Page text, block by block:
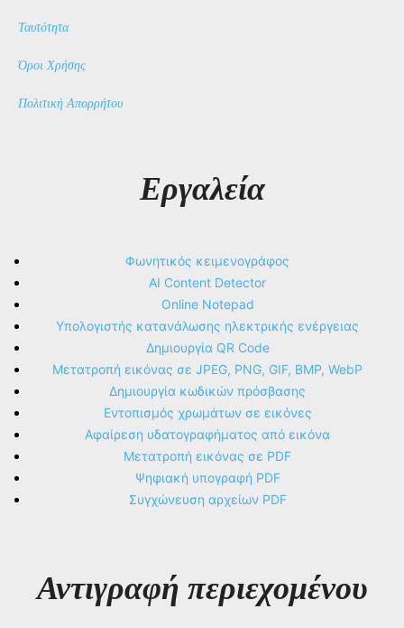
Ταυτότητα
Όροι Χρήσης
Πολιτική Απορρήτου
Εργαλεία
Φωνητικός κειμενογράφος
AI Content Detector
Online Notepad
Υπολογιστής κατανάλωσης ηλεκτρικής ενέργειας
Δημιουργία QR Code
Μετατροπή εικόνας σε JPEG, PNG, GIF, BMP, WebP
Δημιουργία κωδικών πρόσβασης
Εντοπισμός χρωμάτων σε εικόνες
Αφαίρεση υδατογραφήματος από εικόνα
Μετατροπή εικόνας σε PDF
Ψηφιακή υπογραφή PDF
Συγχώνευση αρχείων PDF
Αντιγραφή περιεχομένου